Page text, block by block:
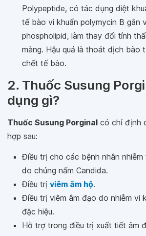
Polypeptide, có tác dụng diệt
tế bào vi khuẩn polymycin B gắn
phospholipid, làm thay đổi tính
màng. Hậu quả là thoát dịch bào
chết tế bào.
2. Thuốc Susung
dụng gì?
Thuốc Susung Porginal có chỉ định
hợp sau:
Điều trị cho các bệnh nhân nhiễm
do chủng nấm Candida.
Điều trị viêm âm hộ.
Điều trị viêm âm đạo do nhiễm vi
đặc hiệu.
Hỗ trợ trong điều trị xuất tiết âm